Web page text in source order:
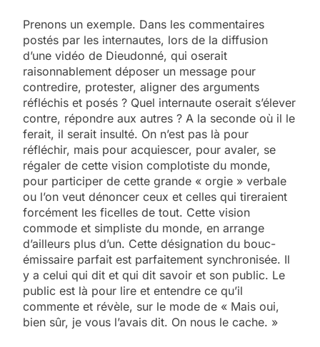
Prenons un exemple. Dans les commentaires
postés par les internautes, lors de la diffusion
d’une vidéo de Dieudonné, qui oserait
raisonnablement déposer un message pour
contredire, protester, aligner des arguments
réfléchis et posés ? Quel internaute oserait s’élever
contre, répondre aux autres ? A la seconde où il le
ferait, il serait insulté. On n’est pas là pour
réfléchir, mais pour acquiescer, pour avaler, se
régaler de cette vision complotiste du monde,
pour participer de cette grande « orgie » verbale
ou l’on veut dénoncer ceux et celles qui tireraient
forcément les ficelles de tout. Cette vision
commode et simpliste du monde, en arrange
d’ailleurs plus d’un. Cette désignation du bouc-
émissaire parfait est parfaitement synchronisée. Il
y a celui qui dit et qui dit savoir et son public. Le
public est là pour lire et entendre ce qu’il
commente et révèle, sur le mode de « Mais oui,
bien sûr, je vous l’avais dit. On nous le cache. »